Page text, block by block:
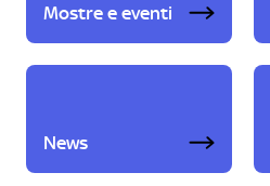
Mostre e eventi
News